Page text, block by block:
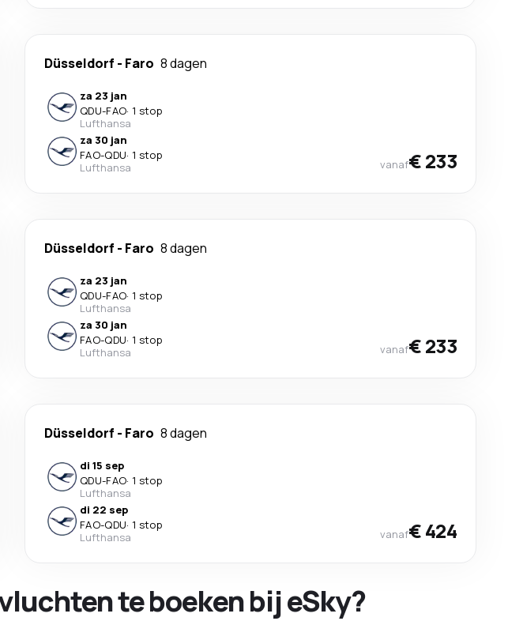
Düsseldorf - Faro 8 dagen
za 23 jan
QDU-FAO· 1 stop
Lufthansa
za 30 jan
FAO-QDU· 1 stop
Lufthansa
vanaf€ 233
Düsseldorf - Faro 8 dagen
za 23 jan
QDU-FAO· 1 stop
Lufthansa
za 30 jan
FAO-QDU· 1 stop
Lufthansa
vanaf€ 233
Düsseldorf - Faro 8 dagen
di 15 sep
QDU-FAO· 1 stop
Lufthansa
di 22 sep
FAO-QDU· 1 stop
Lufthansa
vanaf€ 424
te boeken bij eSky?